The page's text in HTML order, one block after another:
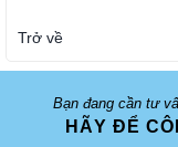
Trở về
Bạn đang cần tư
HÃY ĐỂ